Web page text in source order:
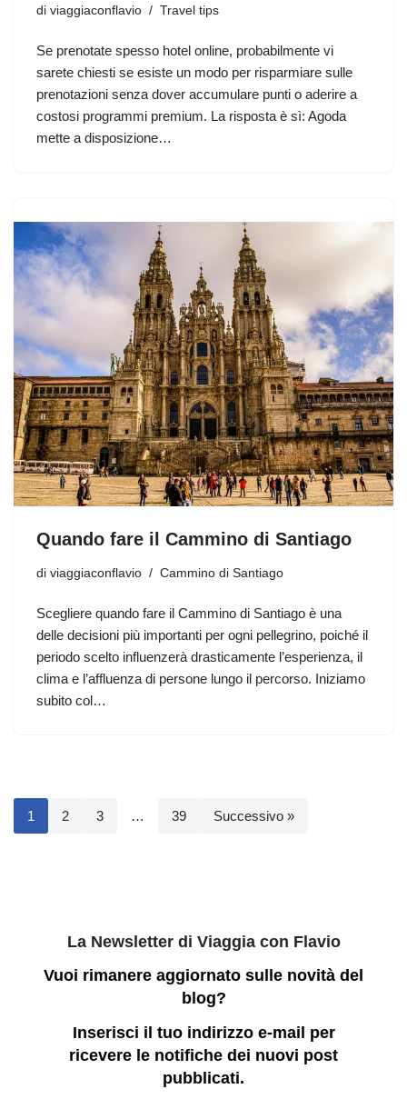
di viaggiaconflavio Travel tips
Se prenotate spesso hotel online, probabilmente vi
sarete chiesti se esiste un modo per risparmiare sulle
prenotazioni senza dover accumulare punti o aderire a
costosi programmi premium. La risposta è sì: Agoda
mette a disposizione…
Quando fare il Cammino di Santiago
di viaggiaconflavio Cammino di Santiago
Scegliere quando fare il Cammino di Santiago è una
delle decisioni più importanti per ogni pellegrino, poiché il
periodo scelto influenzerà drasticamente l’esperienza, il
clima e l’affluenza di persone lungo il percorso. Iniziamo
subito col…
1 2 3 … 39 Successivo »
La Newsletter di Viaggia con Flavio
Vuoi rimanere aggiornato sulle novità del
blog?
Inserisci il tuo indirizzo e-mail per
ricevere le notifiche dei nuovi post
pubblicati.